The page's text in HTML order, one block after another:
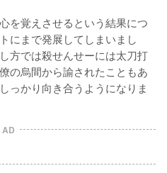
を覚えさせるという結果につ
にまで発展してしまいまし
方では殺せんせーには太刀打
の烏間から諭されたこともあ
っかり向き合うようになりま
AD